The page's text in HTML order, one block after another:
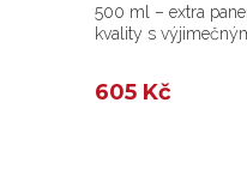
500 ml – extra
kvality s
605 Kč